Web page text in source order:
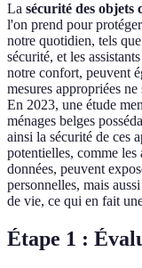
La sécurité des objets
l'on prend pour
notre quotidien, tels
sécurité, et les
notre confort, peuvent
mesures appropriées
En 2023, une étude
ménages belges
ainsi la sécurité de ces
potentielles, comme les
données, peuvent
personnelles, mais
de vie, ce qui en fait
Étape 1 :